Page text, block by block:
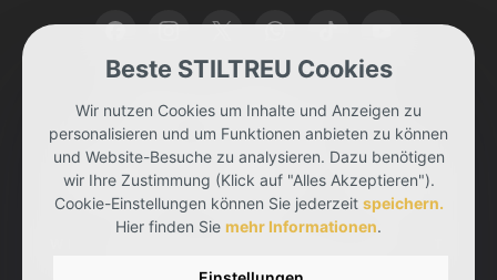
Beste STILTREU Cookies
Wir nutzen Cookies um Inhalte und Anzeigen zu
personalisieren und um Funktionen anbieten zu können
und Website-Besuche zu analysieren. Dazu benötigen
wir Ihre Zustimmung (Klick auf "Alles Akzeptieren").
Cookie-Einstellungen können Sie jederzeit speichern.
Hier finden Sie mehr Informationen.